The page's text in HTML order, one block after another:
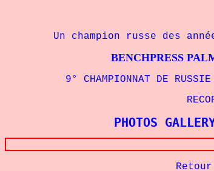
Un champion russe des
BENCHPRESS
9° CHAMPIONNAT DE RUSSIE
RECORD
PHOTOS